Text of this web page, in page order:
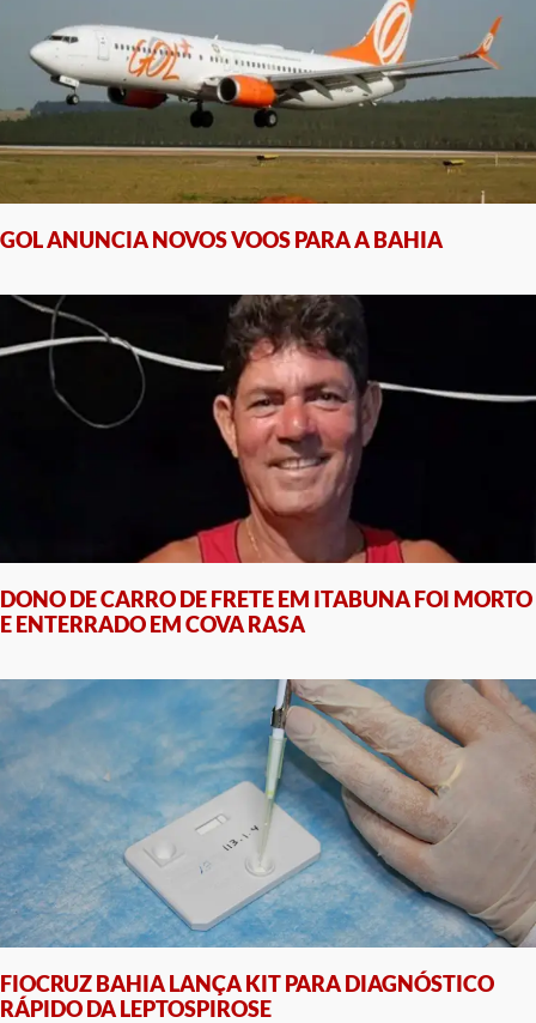
GOL ANUNCIA NOVOS VOOS PARA A BAHIA
DONO DE CARRO DE FRETE EM ITABUNA FOI MORTO
E ENTERRADO EM COVA RASA
FIOCRUZ BAHIA LANÇA KIT PARA DIAGNÓSTICO
RÁPIDO DA LEPTOSPIROSE